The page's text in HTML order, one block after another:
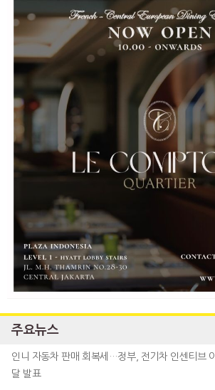
주요뉴스
인니 자동차 판매 회복세…정부, 전기차 인센티브 이
달 발표